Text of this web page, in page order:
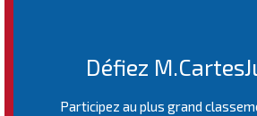
Défiez
Participez au plus grand